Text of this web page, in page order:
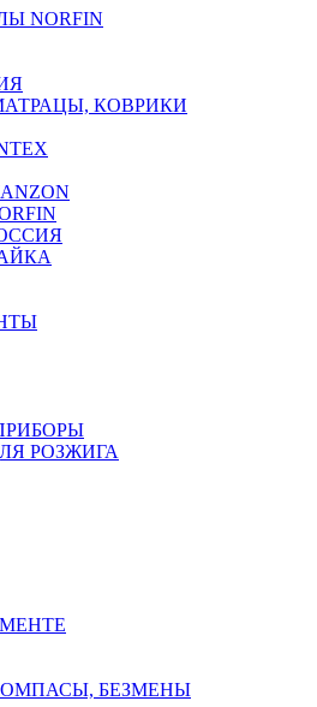
NORFIN
КОВРИКИ
РОЗЖИГА
БЕЗМЕНЫ